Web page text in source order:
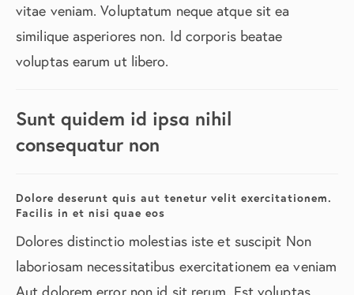
vitae veniam. Voluptatum neque atque sit ea
similique asperiores non. Id corporis beatae
voluptas earum ut libero.
Sunt quidem id ipsa nihil
consequatur non
Dolore deserunt quis aut tenetur velit exercitationem.
Facilis in et nisi quae eos
Dolores distinctio molestias iste et suscipit Non
laboriosam necessitatibus exercitationem ea veniam
Aut dolorem error non id sit rerum. Est voluptas